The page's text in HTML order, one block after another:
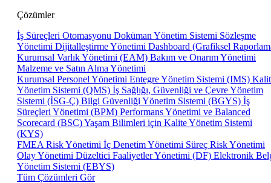
Çözümler
İş Süreçleri Otomasyonu Doküman Yönetim Sistemi Sözleşme
Yönetimi Dijitalleştirme Yönetimi Dashboard (Grafiksel
Kurumsal Varlık Yönetimi (EAM) Bakım ve Onarım Yönetimi
Malzeme ve Satın Alma Yönetimi
Kurumsal Personel Yönetimi Entegre Yönetim Sistemi (IMS)
Yönetim Sistemi (QMS) İş Sağlığı, Güvenliği ve Çevre Yönetim
Sistemi (İSG-Ç) Bilgi Güvenliği Yönetim Sistemi (BGYS) İş
Süreçleri Yönetimi (BPM) Performans Yönetimi ve Balanced
Scorecard (BSC)Yaşam Bilimleri için Kalite Yönetim Sistemi
(KYS)
FMEA Risk Yönetimi İç Denetim Yönetimi Süreç Risk Yönetimi
Olay Yönetimi Düzeltici Faaliyetler Yönetimi (DF) Elektronik
Yönetim Sistemi (EBYS)
Tüm Çözümleri Gör